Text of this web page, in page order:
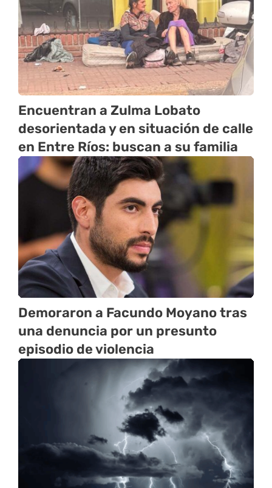
Encuentran a Zulma Lobato
desorientada y en situación de calle
en Entre Ríos: buscan a su familia
Demoraron a Facundo Moyano tras
una denuncia por un presunto
episodio de violencia